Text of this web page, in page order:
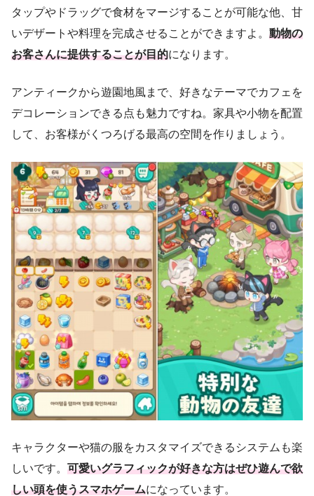
タップやドラッグで食材をマージすることが可能な他、甘
いデザートや料理を完成させることができますよ。 動物の
お客さんに提供することが目的になります。
アンティークから遊園地風まで、好きなテーマでカフェを
デコレーションできる点も魅力ですね。家具や小物を配置
して、お客様がくつろげる最高の空間を作りましょう。
キャラクターや猫の服をカスタマイズできるシステムも楽
しいです。 可愛いグラフィックが好きな方はぜひ遊んで欲
しい頭を使うスマホゲームになっています。